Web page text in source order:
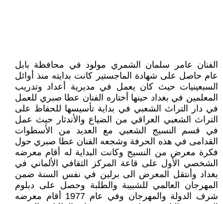
الفنان عامر سلمان الشمري مولود في محافظة بابل
عام حاصل على شهادة الماجستير كانت بدايته منذ أوائل
السبعينيات حيث كان يعمل في مديرية أعداد وتدريب
المعلمين في بغداد حينها أختاره الفنان عطا صبري للعمل
في دار التراث الشعبي في بداية تأسيسها للحفاظ على
التراث الشعبي العراقي من الضياع والأندثار حيث عمل
في قسم النسيج الشعبي مع العديد من الأسطوات
القدامى في هذه الحرفة وشجعه الفنان عطا صبري حول
فكرة معرض من النسيج وكانت البداية له أقام معرضه
الشخصي الأول على قاعة المركز الثقافي الألماني في
بغداد وأنتقل المعرض الى برلين في نفس السنة ضمن
المهرجان العالمي للشبيبة والطلبة وحصل على دبلوم
شرف الدولة والمهرجان وفي عام 1977 أقام معرضه